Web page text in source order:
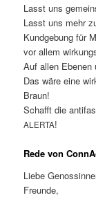
Lasst uns
Lasst uns mehr
Kundge­bung für
vor allem
Auf allen Ebe­nen
Das wäre eine
Braun!
Schafft die
ALERTA!
Rede von
Liebe
Freunde,